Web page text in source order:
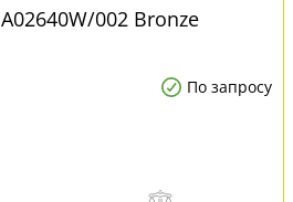
002 Bronze
По запросу